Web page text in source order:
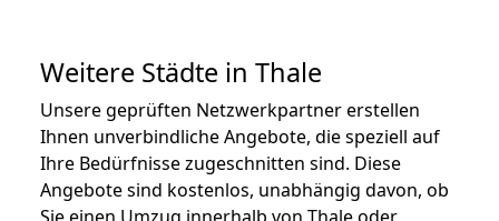
Weitere Städte in Thale
Unsere geprüften Netzwerkpartner erstellen
Ihnen unverbindliche Angebote, die speziell auf
Ihre Bedürfnisse zugeschnitten sind. Diese
Angebote sind kostenlos, unabhängig davon, ob
Sie einen Umzug innerhalb von Thale oder